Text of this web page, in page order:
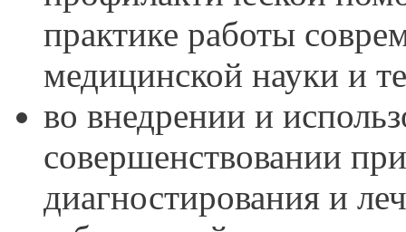
практике работы
медицинской науки и
во внедрении и
совершенствовании
диагностирования и